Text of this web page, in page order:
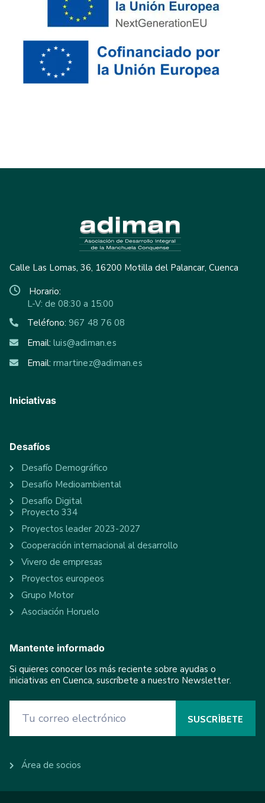
Calle Las Lomas, 36, 16200 Motilla del Palancar, Cuenca
Horario:
L-V: de 08:30 a 15:00
Teléfono: 967 48 76 08
Email: luis@adiman.es
Email: rmartinez@adiman.es
Iniciativas
Desafíos
Desafío Demográfico
Desafío Medioambiental
Desafío Digital
Proyecto 334
Proyectos leader 2023-2027
Cooperación internacional al desarrollo
Vivero de empresas
Proyectos europeos
Grupo Motor
Asociación Horuelo
Mantente informado
Si quieres conocer los más reciente sobre ayudas o
iniciativas en Cuenca, suscríbete a nuestro Newsletter.
Área de socios